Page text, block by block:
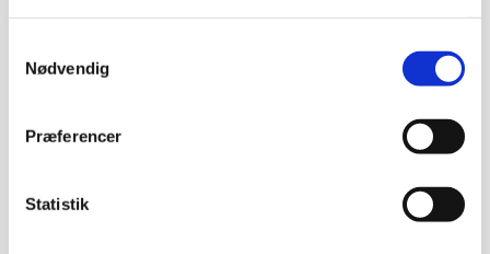
Nødvendig
Præferencer
Statistik
Hus.